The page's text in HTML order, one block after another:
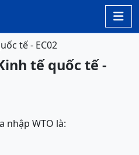

tế - EC02
tế quốc tế -
nhập WTO là: